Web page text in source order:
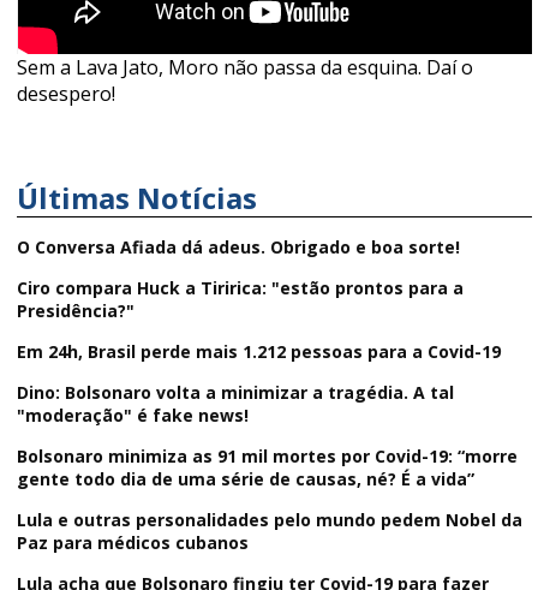
Sem a Lava Jato, Moro não passa da esquina. Daí o
desespero!
Últimas Notícias
O Conversa Afiada dá adeus. Obrigado e boa sorte!
Ciro compara Huck a Tiririca: "estão prontos para a
Presidência?"
Em 24h, Brasil perde mais 1.212 pessoas para a Covid-19
Dino: Bolsonaro volta a minimizar a tragédia. A tal
"moderação" é fake news!
Bolsonaro minimiza as 91 mil mortes por Covid-19: “morre
gente todo dia de uma série de causas, né? É a vida”
Lula e outras personalidades pelo mundo pedem Nobel da
Paz para médicos cubanos
Lula acha que Bolsonaro fingiu ter Covid-19 para fazer